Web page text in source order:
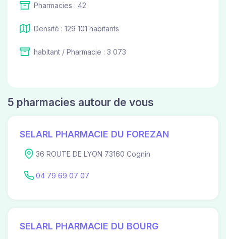
Pharmacies : 42
Densité : 129 101 habitants
habitant / Pharmacie : 3 073
5 pharmacies autour de vous
SELARL PHARMACIE DU FOREZAN
36 ROUTE DE LYON 73160 Cognin
04 79 69 07 07
SELARL PHARMACIE DU BOURG